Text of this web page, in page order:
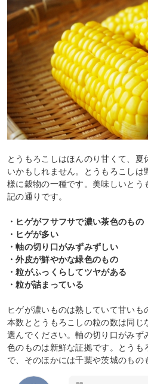
とうもろこしはほんのり甘くて、夏
いかもしれません。とうもろこしは
様に穀物の一種です。美味しいとう
記の通りです。
・ヒゲがフサフサで濃い茶色のもの
・ヒゲが多い
・軸の切り口がみずみずしい
・外皮が鮮やかな緑色のもの
・粒がふっくらしてツヤがある
・粒が詰まっている
ヒゲが濃いものは熟していて甘い
本数ととうもろこしの粒の数は同じ
選んでください。軸の切り口がみず
色のものは新鮮な証拠です。とうも
で、そのほかには千葉や茨城のもの